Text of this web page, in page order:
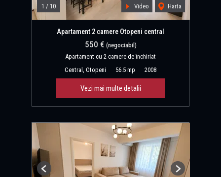
1 / 10 Video Harta
Apartament 2 camere Otopeni central
550 € (negociabil)
Apartament cu 2 camere de închiriat
Central, Otopeni
56.5 mp 2008
Vezi mai multe detalii
Previous Next